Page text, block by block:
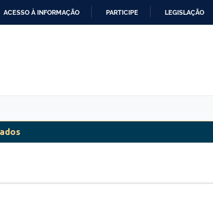
ACESSO À INFORMAÇÃO PARTICIPE LEGISLAÇÃO